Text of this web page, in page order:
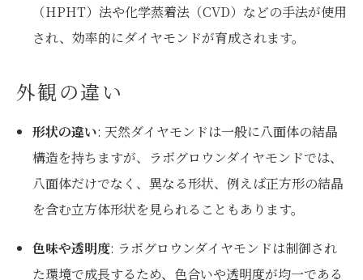
（HPHT）法や化学蒸着法（CVD）などの手法が使用
され、効率的にダイヤモンドが育成されます。
外観の違い
形状の違い: 天然ダイヤモンドは一般に八面体の結晶
構造を持ちますが、ラボグロウンダイヤモンドでは、
八面体だけでなく、異なる形状、例えば正方形の結晶
を含む立方体形状を見られることもあります。
色味や透明度: ラボグロウンダイヤモンドは制御され
た環境で成長するため、色合いや透明度が均一である